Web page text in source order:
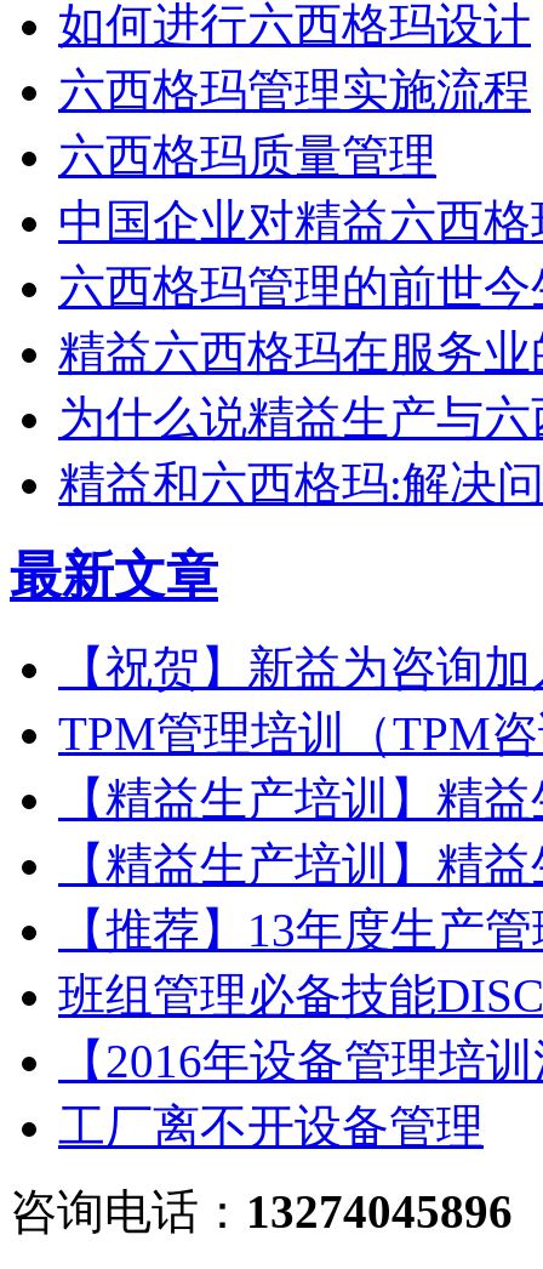
如何进行六西格玛设计
六西格玛管理实施流程
六西格玛质量管理
中国企业对精益六西
六西格玛管理的前世今
精益六西格玛在服务
为什么说精益生产与
精益和六西格玛:解决
最新文章
【祝贺】新益为咨询
TPM管理培训（TPM
【精益生产培训】精
【精益生产培训】精
【推荐】13年度生产
班组管理必备技能DISC
【2016年设备管理培
工厂离不开设备管理
咨询电话： 13274045896